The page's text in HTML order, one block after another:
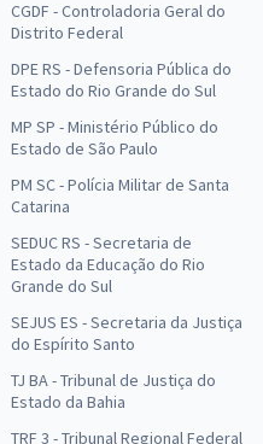
CGDF - Controladoria Geral do
Distrito Federal
DPE RS - Defensoria Pública do
Estado do Rio Grande do Sul
MP SP - Ministério Público do
Estado de São Paulo
PM SC - Polícia Militar de Santa
Catarina
SEDUC RS - Secretaria de
Estado da Educação do Rio
Grande do Sul
SEJUS ES - Secretaria da Justiça
do Espírito Santo
TJ BA - Tribunal de Justiça do
Estado da Bahia
TRF 3 - Tribunal Regional Federal